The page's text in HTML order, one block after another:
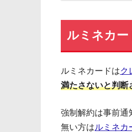
ルミネカー
ルミネカードはク
満たさないと判断
強制解約は事前通
無い方はルミネカ